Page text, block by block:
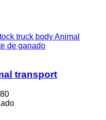
truck body Animal
de ganado
transport